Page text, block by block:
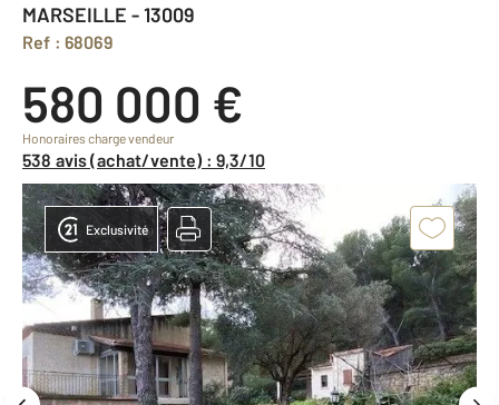
MARSEILLE - 13009
Ref : 68069
580 000 €
Honoraires charge vendeur
538 avis (achat/vente) : 9,3/10
Exclusivité